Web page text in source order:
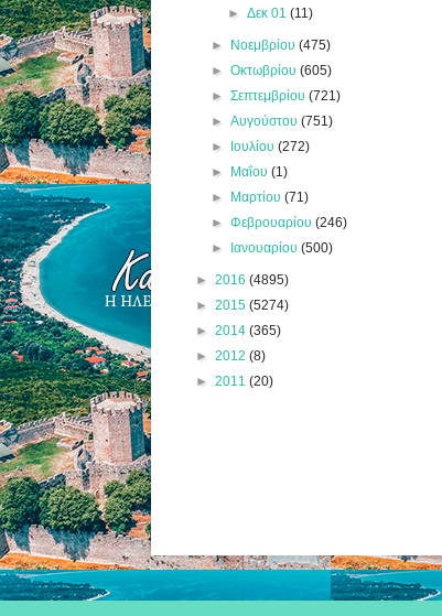
► Δεκ 01 (11)
► Νοεμβρίου(475)
►Οκτωβρίου(605)
►Σεπτεμβρίου(721)
►Αυγούστου(751)
► Ιουλίου(272)
► Μαΐου(1)
► Μαρτίου(71)
►Φεβρουαρίου(246)
► Ιανουαρίου(500)
► 2016 (4895)
► 2015 (5274)
► 2014 (365)
► 2012 (8)
► 2011 (20)